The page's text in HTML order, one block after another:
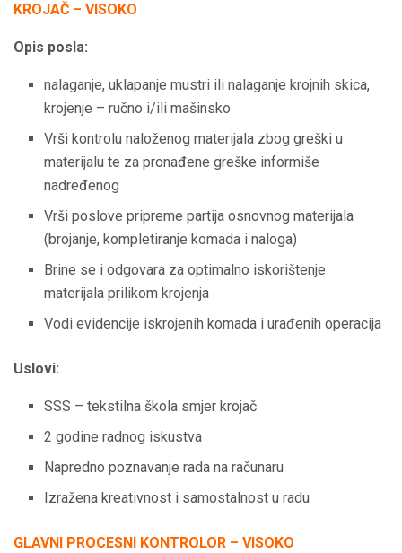
KROJAČ – VISOKO
Opis posla:
nalaganje, uklapanje mustri ili nalaganje krojnih skica,
krojenje – ručno i/ili mašinsko
Vrši kontrolu naloženog materijala zbog greški u
materijalu te za pronađene greške informiše
nadređenog
Vrši poslove pripreme partija osnovnog materijala
(brojanje, kompletiranje komada i naloga)
Brine se i odgovara za optimalno iskorištenje
materijala prilikom krojenja
Vodi evidencije iskrojenih komada i urađenih operacija
Uslovi:
SSS – tekstilna škola smjer krojač
2 godine radnog iskustva
Napredno poznavanje rada na računaru
Izražena kreativnost i samostalnost u radu
GLAVNI PROCESNI KONTROLOR – VISOKO